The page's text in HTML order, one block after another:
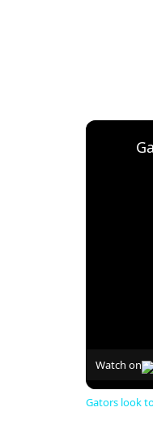
Watch on
Gators look